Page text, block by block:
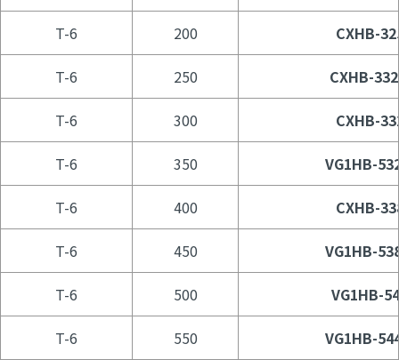
T-6 200 CXHB-
T-6 250 CXHB-
T-6 300 CXHB-
T-6 350 VG1HB-
T-6 400 CXHB-
T-6 450 VG1HB-
T-6 500 VG1HB-
T-6 550 VG1HB-